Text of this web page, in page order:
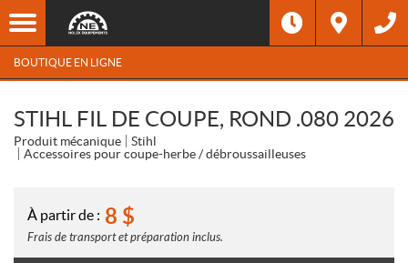
BOUTIQUE EN LIGNE
STIHL FIL DE COUPE, ROND .080 2026
Produit mécanique
Stihl
Accessoires pour coupe-herbe / débroussailleuses
À partir de : 8 $
Frais de transport et préparation inclus.